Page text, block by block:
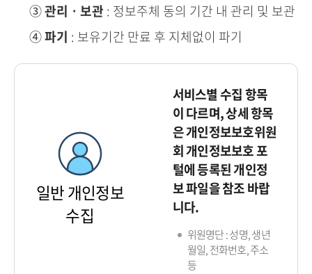
③관리ㆍ보관 : 정보주체 동의 기간 내 관리 및 보관
④파기 : 보유기간 만료 후 지체없이 파기
일반 개인정보
수집
서비스별 수집 항목
이 다르며, 상세 항목
은 개인정보보호위원
회 개인정보보호 포
털에 등록된 개인정
보 파일을 참조 바랍
니다.
위원명단 : 성명, 생년
월일, 전화번호, 주소
등